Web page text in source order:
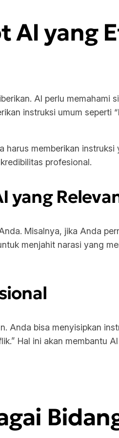
AI yang
AI perlu memahami
instruksi umum seperti
harus memberikan instruksi
profesional.
yang
Misalnya, jika Anda
menjahit narasi yang
Anda bisa menyisipkan
Hal ini akan membantu